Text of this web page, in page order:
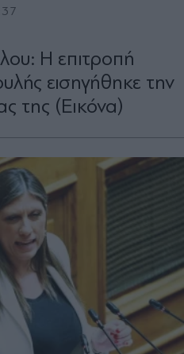
Η επιτροπή
εισηγήθηκε την
της (Εικόνα)